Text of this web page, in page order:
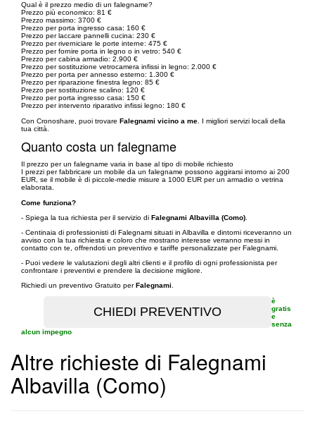
Qual è il prezzo medio di un falegname?
Prezzo più economico: 81 €
Prezzo massimo: 3700 €
Prezzo per porta ingresso casa: 160 €
Prezzo per laccare pannelli cucina: 230 €
Prezzo per riverniciare le porte interne: 475 €
Prezzo per fornire porta in legno o in vetro: 540 €
Prezzo per cabina armadio: 2.900 €
Prezzo per sostituzione vetrocamera infissi in legno: 2.000 €
Prezzo per porta per annesso esterno: 1.300 €
Prezzo per riparazione finestra legno: 85 €
Prezzo per sostituzione scalino: 120 €
Prezzo per porta ingresso casa: 150 €
Prezzo per intervento riparativo infissi legno: 180 €
Con Cronoshare, puoi trovare Falegnami vicino a me . I migliori servizi locali della
tua città.
Quanto costa un falegname
Il prezzo per un falegname varia in base al tipo di mobile richiesto
I prezzi per fabbricare un mobile da un falegname possono aggirarsi intorno ai 200
EUR, se il mobile è di piccole-medie misure a 1000 EUR per un armadio o vetrina
elaborata.
Come funziona?
- Spiega la tua richiesta per il servizio di Falegnami Albavilla (Como)
- Centinaia di professionisti di Falegnami situati in Albavilla e dintorni riceveranno un
avviso con la tua richiesta e coloro che mostrano interesse verranno messi in
contatto con te, offrendoti un preventivo e tariffe personalizzate per Falegnami.
- Puoi vedere le valutazioni degli altri clienti e il profilo di ogni professionista per
confrontare i preventivi e prendere la decisione migliore.
Richiedi un preventivo Gratuito perFalegnami
è
gratis
e
senza
alcun impegno
Altre richieste di Falegnami
Albavilla (Como)